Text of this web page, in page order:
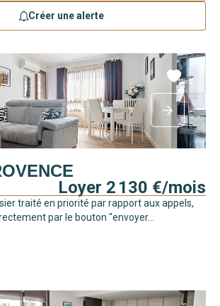
Créer une alerte
Loyer 2 130 €/mois
traité en priorité par rapport aux appels,
par le bouton "envoyer...